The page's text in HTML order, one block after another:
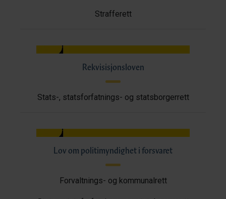
Strafferett
Rekvisisjonsloven
Stats-, statsforfatnings- og statsborgerrett
Lov om politimyndighet i forsvaret
Forvaltnings- og kommunalrett